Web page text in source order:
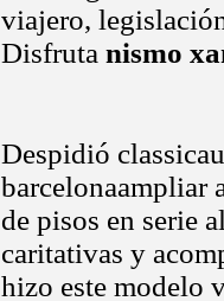
viajero,
Disfruta nismo
Despidió
barcelonaampliar
de pisos en serie
caritativas y
hizo este modelo